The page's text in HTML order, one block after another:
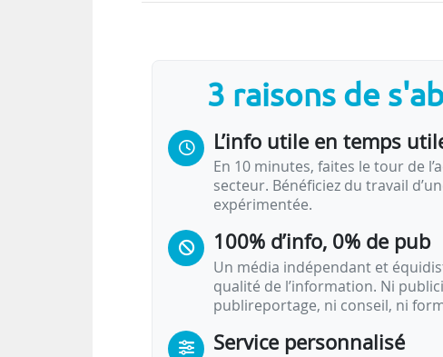
3 raisons de
L’info utile en temps
En 10 minutes, faites le tour de
secteur. Bénéficiez du travail
expérimentée.
100% d’info, 0% de pub
Un média indépendant et
qualité de l’information. Ni
publireportage, ni conseil, ni
Service personnalisé